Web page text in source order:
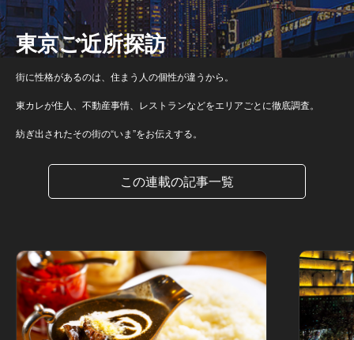
東京ご近所探訪
街に性格があるのは、住まう人の個性が違うから。
東カレが住人、不動産事情、レストランなどをエリアごとに徹底調査。
紡ぎ出されたその街の“いま”をお伝えする。
この連載の記事一覧